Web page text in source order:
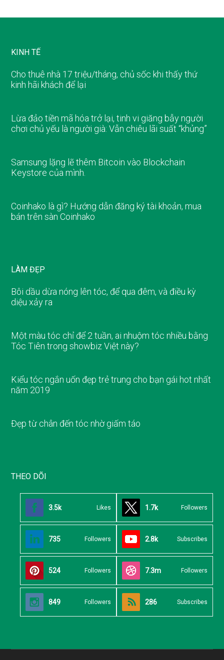
KINH TẾ
Cho thuê nhà 17 triệu/tháng, chủ sốc khi thấy thứ
kinh hãi khách để lại
Lừa đảo tiền mã hóa trở lại, tinh vi giăng bẫy người
chơi chủ yếu là người già: Vẫn chiêu lãi suất “khủng”
Samsung lặng lẽ thêm Bitcoin vào Blockchain
Keystore của mình.
Coinhako là gì? Hướng dẫn đăng ký tài khoản, mua
bán trên sàn Coinhako
LÀM ĐẸP
Bôi dầu dừa nóng lên tóc, để qua đêm, và điều kỳ
diệu xảy ra
Một màu tóc chỉ để 2 tuần, ai nhuộm tóc nhiều bằng
Tóc Tiên trong showbiz Việt này?
Kiểu tóc ngắn uốn đẹp trẻ trung cho bạn gái hot nhất
năm 2019
Đẹp từ chân đến tóc nhờ giấm táo
THEO DÕI
3.5k Likes 1.7k Followers
735 Followers 2.8k Subscribes
524 Followers 7.3m Followers
849 Followers 286 Subscribes